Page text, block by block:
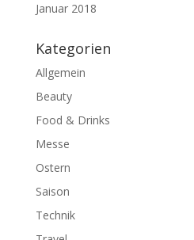
Januar 2018
Kategorien
Allgemein
Beauty
Food & Drinks
Messe
Ostern
Saison
Technik